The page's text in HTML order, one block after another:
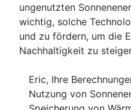
ungenutzten
wichtig, solche
und zu fördern, um die
Nachhaltigkeit zu
Eric, Ihre
Nutzung von